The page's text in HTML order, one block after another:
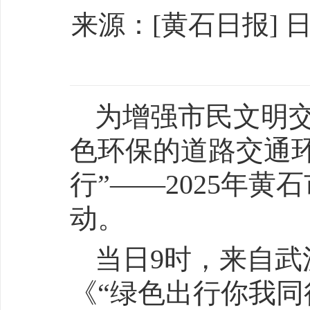
来源：[黄石日报]
为增强市民文明
色环保的道路交通
行”——2025年黄石
动。
当日9时，来自
《“绿色出行你我